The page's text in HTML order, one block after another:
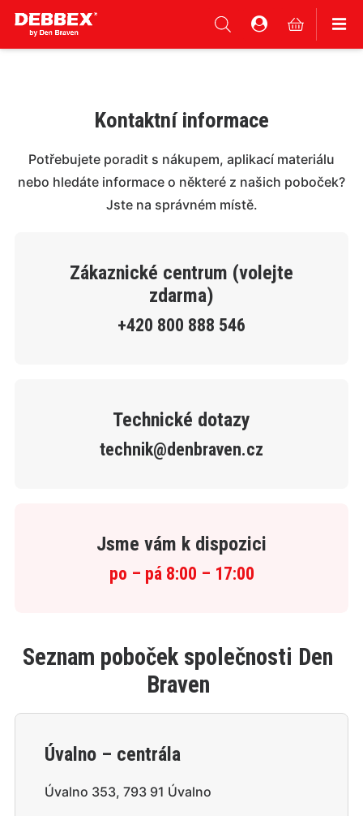
Kontaktní informace
Potřebujete poradit s nákupem, aplikací materiálu
nebo hledáte informace o některé z našich poboček?
Jste na správném místě.
Zákaznické centrum (volejte
zdarma)
+420 800 888 546
Technické dotazy
technik@denbraven.cz
Jsme vám k dispozici
po – pá 8:00 – 17:00
Seznam poboček společnosti Den
Braven
Úvalno – centrála
Úvalno 353, 793 91 Úvalno